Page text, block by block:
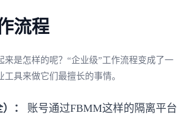
流程
来是怎样的呢？“企业级”工作流程变成了一
具来做它们最擅长的事情。
：
账号通过FBMM这样的隔离平台